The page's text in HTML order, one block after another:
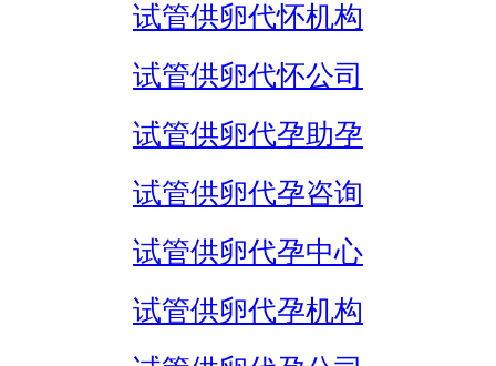
试管供卵代怀机构
试管供卵代怀公司
试管供卵代孕助孕
试管供卵代孕咨询
试管供卵代孕中心
试管供卵代孕机构